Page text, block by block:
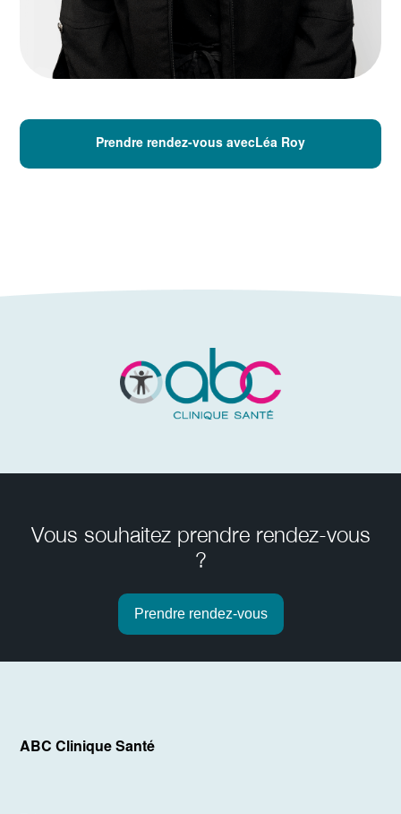
Prendre rendez-vous avecLéa Roy
Vous souhaitez prendre rendez-vous
?
Prendre rendez-vous
ABC Clinique Santé